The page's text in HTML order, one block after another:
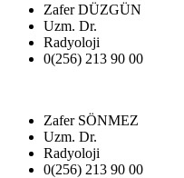
Zafer DÜZGÜN
Uzm. Dr.
Radyoloji
0(256) 213 90 00
Zafer SÖNMEZ
Uzm. Dr.
Radyoloji
0(256) 213 90 00